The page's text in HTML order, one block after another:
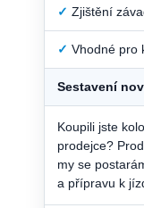
✓ Zjištění
✓ Vhodné pro
Sestavení
Koupili jste
prodejce?
my se
a přípravu k